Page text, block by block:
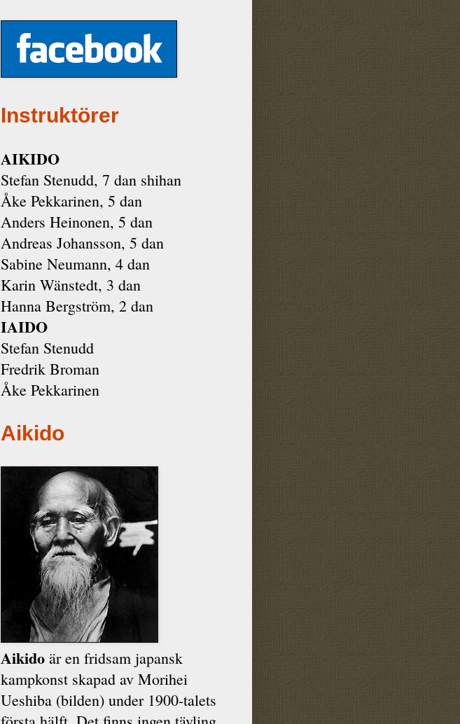
Instruktörer
AIKIDO
Stefan Stenudd, 7 dan shihan
Åke Pekkarinen, 5 dan
Anders Heinonen, 5 dan
Andreas Johansson, 5 dan
Sabine Neumann, 4 dan
Karin Wänstedt, 3 dan
Hanna Bergström, 2 dan
IAIDO
Stefan Stenudd
Fredrik Broman
Åke Pekkarinen
Aikido
Aikido är en fridsam japansk
kampkonst skapad av Morihei
Ueshiba (bilden) under 1900-talets